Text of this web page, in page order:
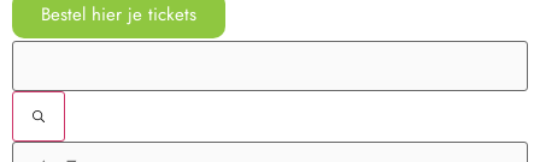
Bestel hier je tickets
Filters